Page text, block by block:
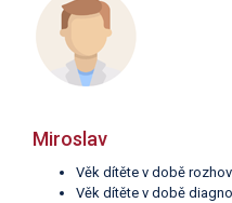
Miroslav
Věk dítěte v době
Věk dítěte v době